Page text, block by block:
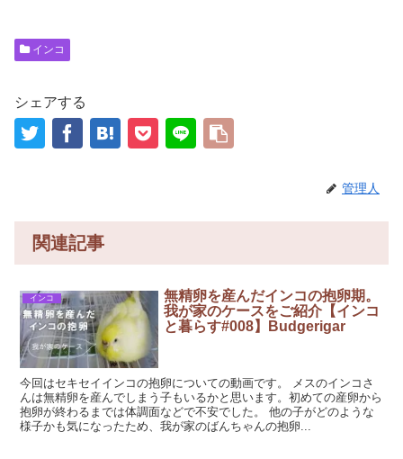
インコ
シェアする
管理人
関連記事
インコ
無精卵を産んだインコの抱卵期。
我が家のケースをご紹介【インコ
と暮らす#008】Budgerigar
今回はセキセイインコの抱卵についての動画です。 メスのインコさ
んは無精卵を産んでしまう子もいるかと思います。初めての産卵から
抱卵が終わるまでは体調面などで不安でした。 他の子がどのような
様子かも気になったため、我が家のばんちゃんの抱卵...